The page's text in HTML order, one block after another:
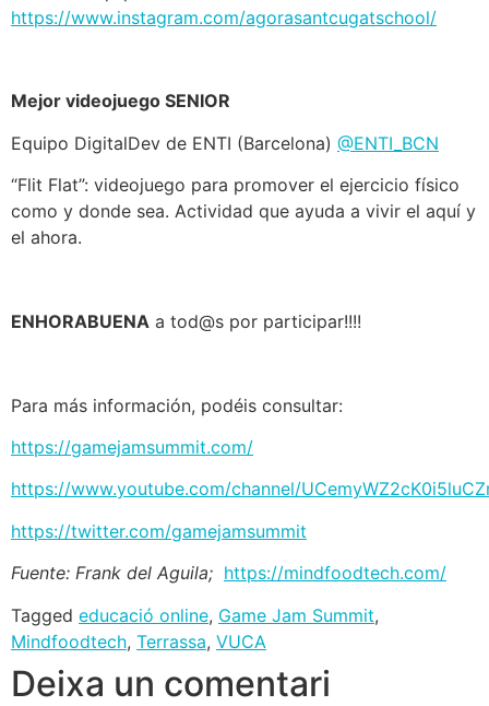
https://www.instagram.com/agorasantcugatschool/
Mejor videojuego SENIOR
Equipo DigitalDev de ENTI (Barcelona) @ENTI_BCN
“Flit Flat”: videojuego para promover el ejercicio físico
como y donde sea. Actividad que ayuda a vivir el aquí y
el ahora.
ENHORABUENA a tod@s por participar!!!!
Para más información, podéis consultar:
https://gamejamsummit.com/
https://www.youtube.com/channel/
https://twitter.com/gamejamsummit
Fuente: Frank del Aguila; https://mindfoodtech.com/
Tagged educació online, Game Jam Summit,
Mindfoodtech, Terrassa, VUCA
Deixa un comentari